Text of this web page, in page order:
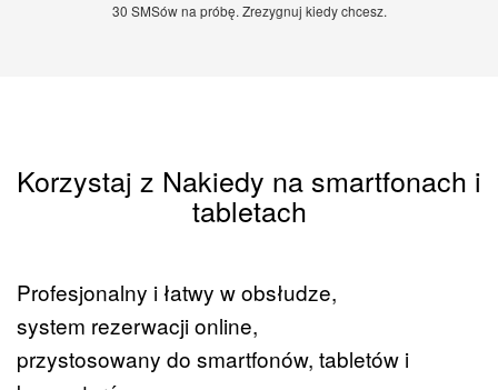
30 SMSów na próbę. Zrezygnuj kiedy chcesz.
Korzystaj z Nakiedy na smartfonach i
tabletach
Profesjonalny i łatwy w obsłudze,
system rezerwacji online,
przystosowany do smartfonów, tabletów i